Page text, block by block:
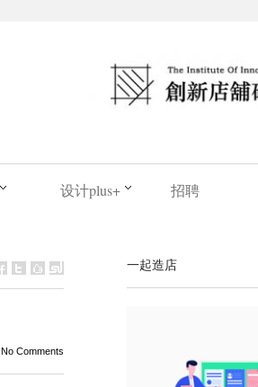
设计plus+ 招聘
No Comments
一起造店